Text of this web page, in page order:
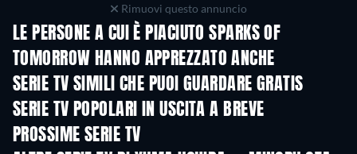
Rimuovi questo annuncio
LE PERSONE A CUI È PIACIUTO SPARKS OF
TOMORROW HANNO APPREZZATO ANCHE
TV TV
SERIE TV SIMILI CHE PUOI GUARDARE GRATIS
SERIE TV POPOLARI IN USCITA A BREVE
TV TV
PROSSIME SERIE TV
Stagione 2